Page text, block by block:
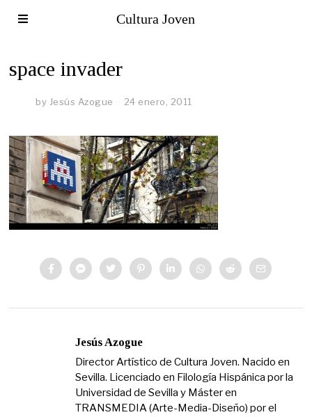
Cultura Joven
space invader
by Jesús Azogue 24 enero, 2011
Jesús Azogue
Director Artístico de Cultura Joven. Nacido en
Sevilla. Licenciado en Filología Hispánica por la
Universidad de Sevilla y Máster en
TRANSMEDIA (Arte-Media-Diseño) por el